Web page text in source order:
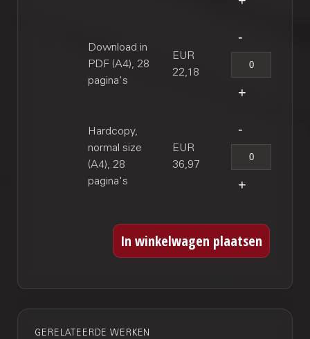
GERELATEERDE WERKEN
Download in
PDF (A4), 28
pagina's
EUR
22,18
Hardcopy,
normal size
(A4), 28
pagina's
EUR
36,97